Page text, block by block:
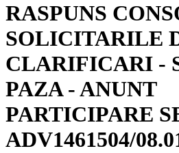
RASPUNS
SOLICITARILE
CLARIFICARI -
PAZA - ANUNT
PARTICIPARE
ADV1461504/